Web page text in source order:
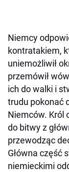
Niemcy
kontratakiem,
uniemożliwił
przemówił
ich do walki i
trudu pokonać
Niemców. Król
do bitwy z
przewodząc
Główna część
niemieckimi